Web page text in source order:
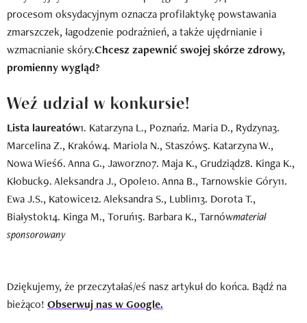
procesom oksydacyjnym oznacza profilaktykę powstawania
zmarszczek, łagodzenie podrażnień, a także ujędrnianie i
wzmacnianie skóry.Chcesz zapewnić swojej skórze zdrowy,
promienny wygląd?
Weź udział w konkursie!
Lista laureatów1. Katarzyna L., Poznań2. Maria D., Rydzyna3.
Marcelina Z., Kraków4. Mariola N., Staszów5. Katarzyna W.,
Nowa Wieś6. Anna G., Jaworzno7. Maja K., Grudziądz8. Kinga K.,
Kłobuck9. Aleksandra J., Opole10. Anna B., Tarnowskie Góry11.
Ewa J.S., Katowice12. Aleksandra S., Lublin13. Dorota T.,
Białystok14. Kinga M., Toruń15. Barbara K., Tarnówmateriał
sponsorowany
Dziękujemy, że przeczytałaś/eś nasz artykuł do końca. Bądź na
bieżąco! Obserwuj nas w Google.